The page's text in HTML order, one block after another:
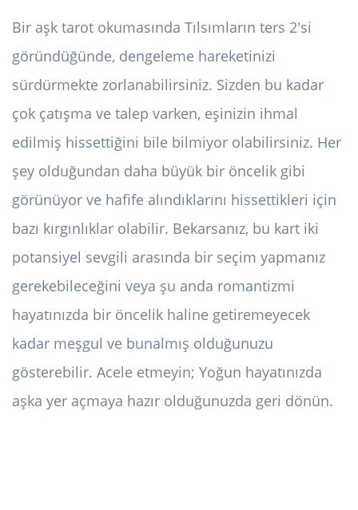
Bir aşk tarot okumasında Tılsımların ters 2'si
göründüğünde, dengeleme hareketinizi
sürdürmekte zorlanabilirsiniz. Sizden bu kadar
çok çatışma ve talep varken, eşinizin ihmal
edilmiş hissettiğini bile bilmiyor olabilirsiniz. Her
şey olduğundan daha büyük bir öncelik gibi
görünüyor ve hafife alındıklarını hissettikleri için
bazı kırgınlıklar olabilir. Bekarsanız, bu kart iki
potansiyel sevgili arasında bir seçim yapmanız
gerekebileceğini veya şu anda romantizmi
hayatınızda bir öncelik haline getiremeyecek
kadar meşgul ve bunalmış olduğunuzu
gösterebilir. Acele etmeyin; Yoğun hayatınızda
aşka yer açmaya hazır olduğunuzda geri dönün.